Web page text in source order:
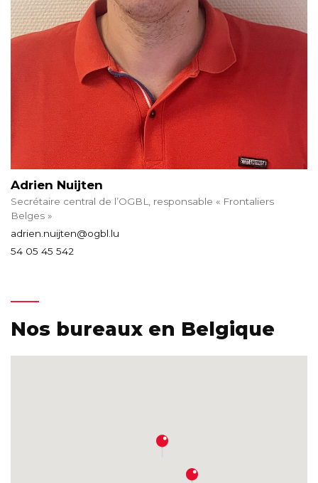
Adrien Nuijten
Secrétaire central de l’OGBL, responsable « Frontaliers
Belges »
adrien.nuijten@ogbl.lu
54 05 45 542
Nos bureaux en Belgique